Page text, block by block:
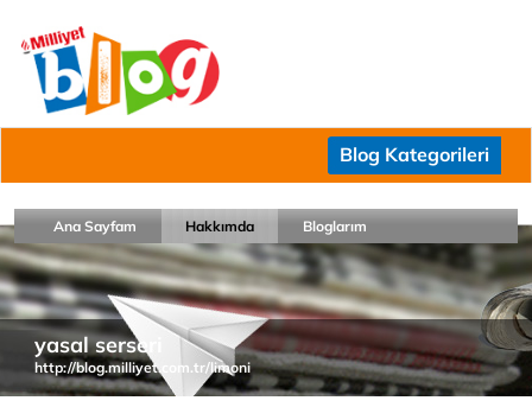
Blog Kategorileri
Ana Sayfam Hakkımda Bloglarım
yasal serseri
http://blog.milliyet.com.tr/limoni